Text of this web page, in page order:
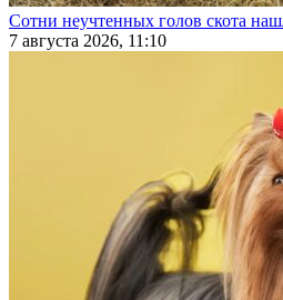
Сотни неучтенных голов скота
7 августа 2026, 11:10